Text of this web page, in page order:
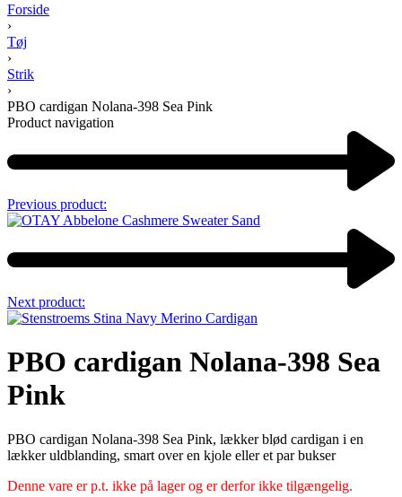
Forside
›
Tøj
›
Strik
›
PBO cardigan Nolana-398 Sea Pink
Product navigation
Previous product:
Next product:
PBO cardigan Nolana-398 Sea
Pink
PBO cardigan Nolana-398 Sea Pink, lækker blød cardigan i en
lækker uldblanding, smart over en kjole eller et par bukser
Denne vare er p.t. ikke på lager og er derfor ikke tilgængelig.